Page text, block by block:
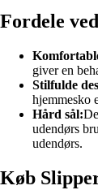
Fordele
giver en
Stilfulde
hjemmesko
Hård sål:
udendørs
udendørs.
Køb